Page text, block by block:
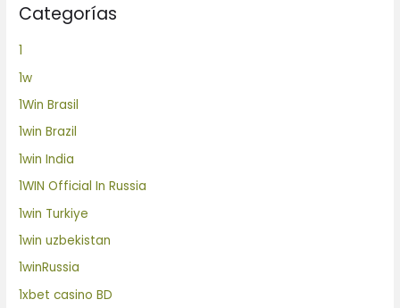
Categorías
1
1w
1Win Brasil
1win Brazil
1win India
1WIN Official In Russia
1win Turkiye
1win uzbekistan
1winRussia
1xbet casino BD